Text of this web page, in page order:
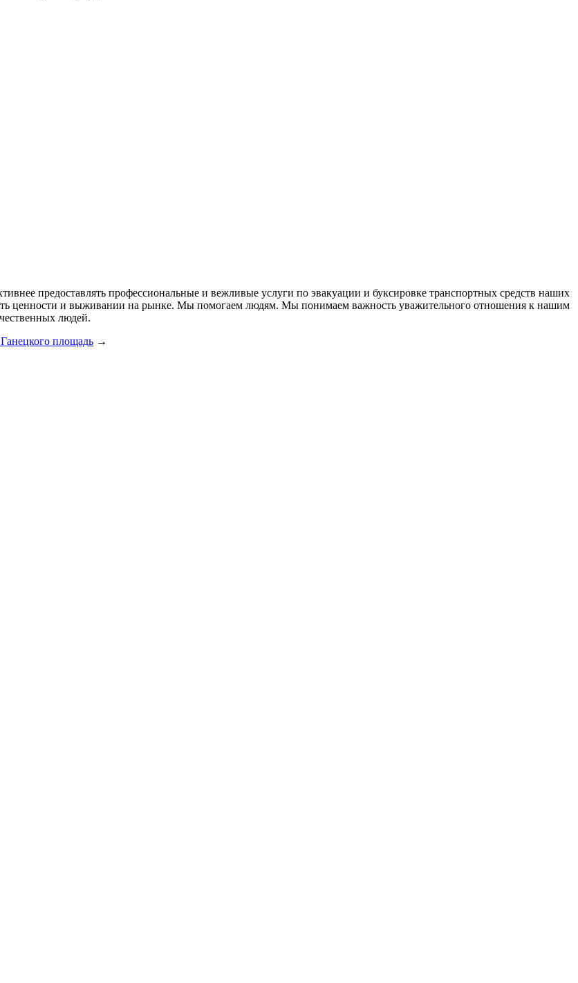
предоставлять профессиональные и вежливые услуги по эвакуации и буксировке транспортных средств наших
ценности и выживании на рынке. Мы помогаем людям. Мы понимаем важность уважительного отношения к нашим
людей.
площадь →